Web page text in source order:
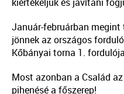
Január-februárban megint
jönnek az országos
Kőbányai torna 1.
Most azonban a Család
pihenésé a főszerep!